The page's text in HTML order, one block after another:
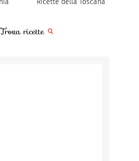
Trova ricette